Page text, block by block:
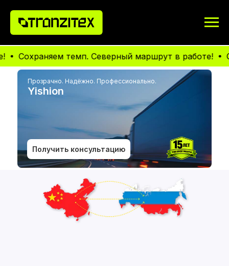
темп. Северный маршрут в работе!
Получить консультацию
Прозрачно. Надёжно. Профессионально.
Yishion